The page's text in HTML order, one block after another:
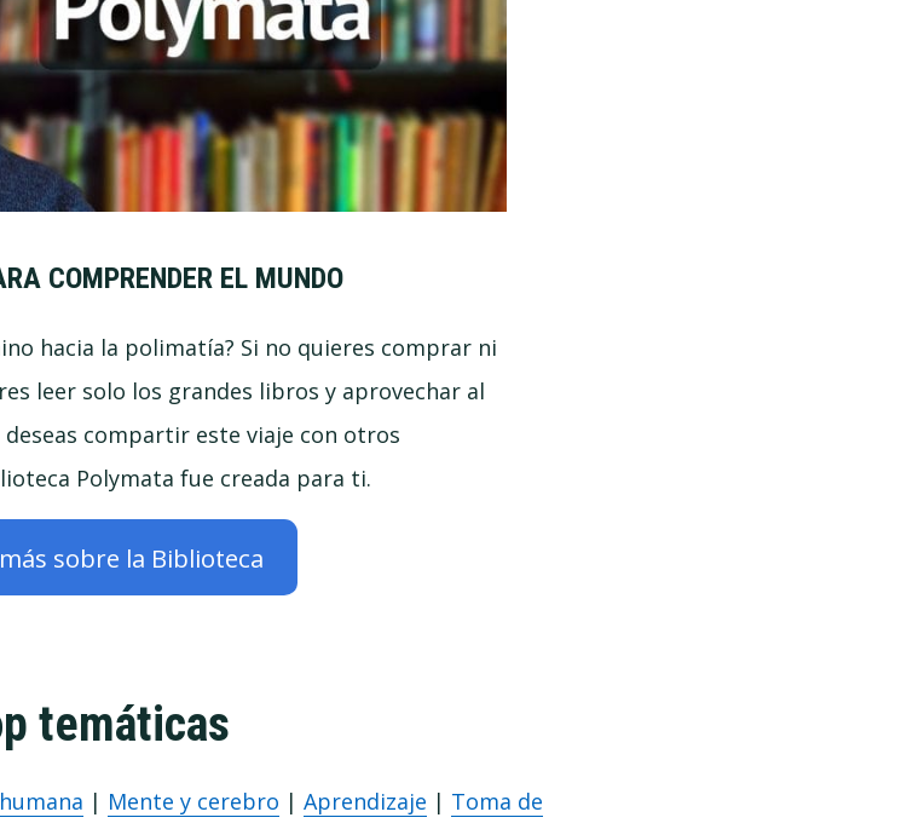
COMPRENDER EL MUNDO
hacia la polimatía? Si no quieres comprar ni
leer solo los grandes libros y aprovechar al
compartir este viaje con otros
Polymata fue creada para ti.
sobre la Biblioteca
temáticas
| Mente y cerebro | Aprendizaje | Toma de